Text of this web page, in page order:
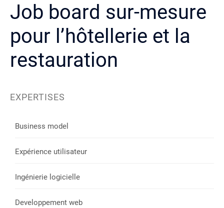
Job board sur-mesure
pour l’hôtellerie et la
restauration
EXPERTISES
Business model
Expérience utilisateur
Ingénierie logicielle
Developpement web